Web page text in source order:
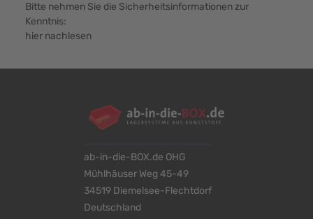
Bitte nehmen Sie die Sicherheitsinformationen zur
Kenntnis:
hier nachlesen
ab-in-die-BOX.de OHG
Mühlhäuser Weg 45-49
34519 Diemelsee-Flechtdorf
Deutschland